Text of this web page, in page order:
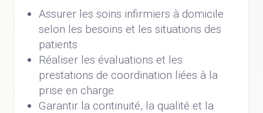
Assurer les soins infirmiers à domicile
selon les besoins et les situations des
patients
Réaliser les évaluations et les
prestations de coordination liées à la
prise en charge
Garantir la continuité, la qualité et la